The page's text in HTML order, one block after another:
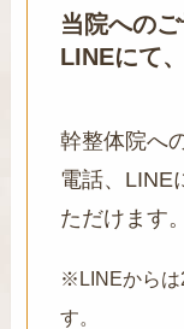
当院への
LINEにて
幹整体院へ
電話、LINE
ただけます。
※LINEからは
す。